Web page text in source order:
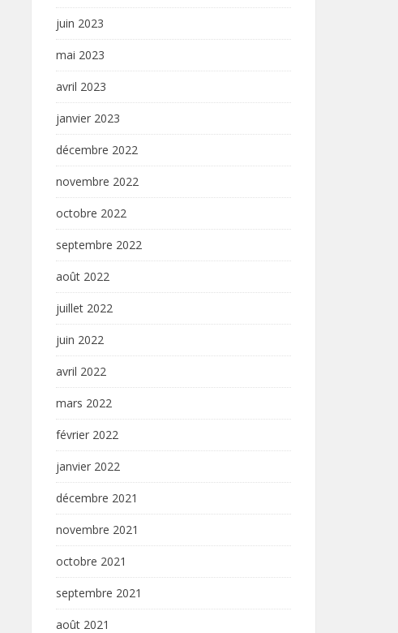
juin 2023
mai 2023
avril 2023
janvier 2023
décembre 2022
novembre 2022
octobre 2022
septembre 2022
août 2022
juillet 2022
juin 2022
avril 2022
mars 2022
février 2022
janvier 2022
décembre 2021
novembre 2021
octobre 2021
septembre 2021
août 2021